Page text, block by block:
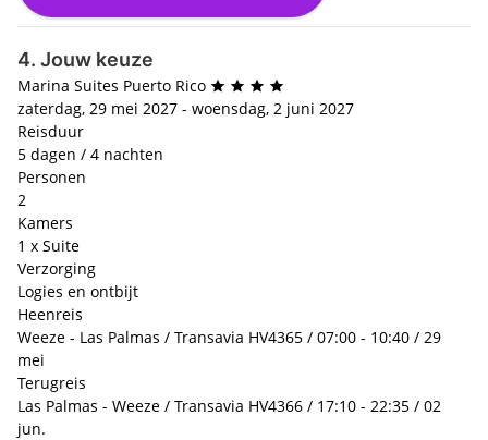
4. Jouw keuze
Marina Suites Puerto Rico
zaterdag, 29 mei 2027 - woensdag, 2 juni 2027
Reisduur
5 dagen / 4 nachten
Personen
2
Kamers
1 x Suite
Verzorging
Logies en ontbijt
Heenreis
Weeze - Las Palmas / Transavia HV4365 / 07:00 - 10:40 / 29
mei
Terugreis
Las Palmas - Weeze / Transavia HV4366 / 17:10 - 22:35 / 02
jun.